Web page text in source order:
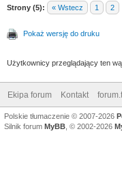
Strony (5): « Wstecz 1 2
Pokaż wersję do druku
Użytkownicy przeglądający ten
Ekipa forum Kontakt
Polskie tłumaczenie © 2007-2026
Silnik forum MyBB , © 2002-2026